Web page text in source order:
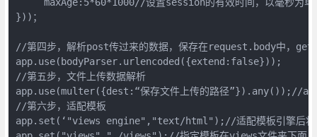
}))；
//第四步，解析post传过来的数据，保存在request.body中，
app.use(bodyParser.urlencoded({extend:false}));
//第五步，文件上传数据解析
app.use(multer({dest:“保存文件上传的路径”}).any());//any()
//第六步，适配模板
app.set(‘"views engine","text/html");//适配模板引擎后将